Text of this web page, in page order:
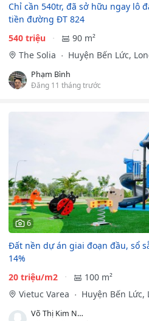
Chỉ cần 540tr, đã sở hữu ngay lô
tiền đường ĐT 824
540 triệu
90 m²
The Solia
Huyện Bến Lức,
Phạm Bình
Đăng 11 tháng trước
6
Đất nền dự án giai đoạn đầu, sổ
14%
20 triệu/m2
100 m²
Vietuc Varea
Huyện Bến Lức,
Võ Thị Kim Ngân